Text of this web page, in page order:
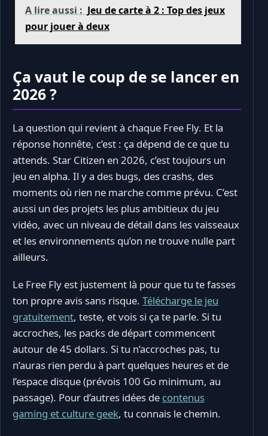
A lire aussi : Jeu de carte à 2 : Top des jeux
pour jouer à deux
Ça vaut le coup de se lancer en
2026 ?
La question qui revient à chaque Free Fly. Et la
réponse honnête, c’est : ça dépend de ce que tu
attends. Star Citizen en 2026, c’est toujours un
jeu en alpha. Il y a des bugs, des crashs, des
moments où rien ne marche comme prévu. C’est
aussi un des projets les plus ambitieux du jeu
vidéo, avec un niveau de détail dans les vaisseaux
et les environnements qu’on ne trouve nulle part
ailleurs.
Le Free Fly est justement là pour que tu te fasses
ton propre avis sans risque. Télécharge le jeu
gratuitement, teste, et vois si ça te parle. Si tu
accroches, les packs de départ commencent
autour de 45 dollars. Si tu n’accroches pas, tu
n’auras rien perdu à part quelques heures et de
l’espace disque (prévois 100 Go minimum, au
passage). Pour d’autres idées de contenus
gaming et culture geek, tu connais le chemin.